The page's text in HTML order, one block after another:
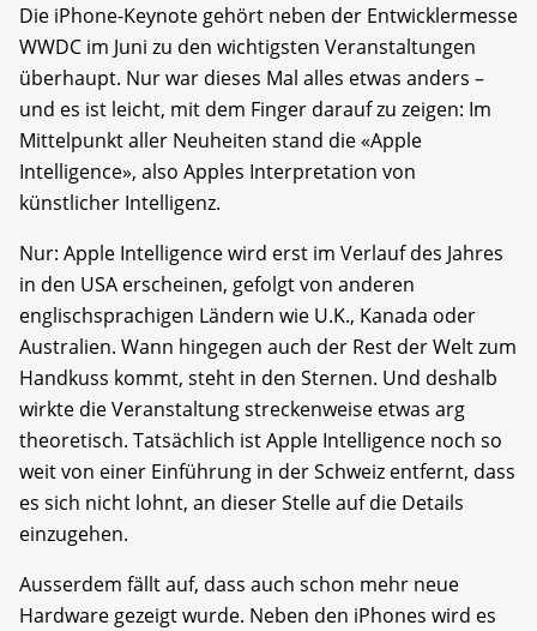
Die iPhone-Keynote gehört neben der Entwicklermesse
WWDC im Juni zu den wichtigsten Veranstaltungen
überhaupt. Nur war dieses Mal alles etwas anders –
und es ist leicht, mit dem Finger darauf zu zeigen: Im
Mittelpunkt aller Neuheiten stand die «Apple
Intelligence», also Apples Interpretation von
künstlicher Intelligenz.
Nur: Apple Intelligence wird erst im Verlauf des Jahres
in den USA erscheinen, gefolgt von anderen
englischsprachigen Ländern wie U.K., Kanada oder
Australien. Wann hingegen auch der Rest der Welt zum
Handkuss kommt, steht in den Sternen. Und deshalb
wirkte die Veranstaltung streckenweise etwas arg
theoretisch. Tatsächlich ist Apple Intelligence noch so
weit von einer Einführung in der Schweiz entfernt, dass
es sich nicht lohnt, an dieser Stelle auf die Details
einzugehen.
Ausserdem fällt auf, dass auch schon mehr neue
Hardware gezeigt wurde. Neben den iPhones wird es